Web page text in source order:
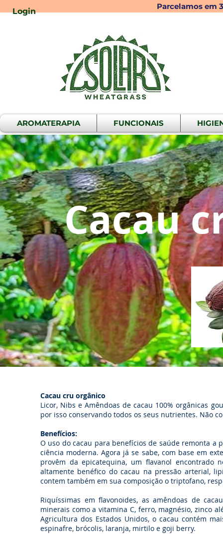
Parcelamos em
Login
AROMATERAPIA FUNCIONAIS
Cacau
Cacau cru orgânico
Licor, Nibs e Amêndoas de cacau 100% orgânicas
por isso conservando todos os seus nutrientes. Não
Benefícios:
O uso do cacau para benefícios de saúde remonta a
ciência moderna. Agora já se sabe, com base em
provêm da epicatequina, um flavanol encontrado
altamente benéfico do cacau na pressão arterial,
contem também em sua composição o triptofano,
Riquíssimas em flavonoides, as amêndoas de
minerais como a vitamina C, ferro, magnésio, zinco
Agricultura dos Estados Unidos, o cacau contém
espinafre, brócolis, laranja, mirtilo e goji berry.